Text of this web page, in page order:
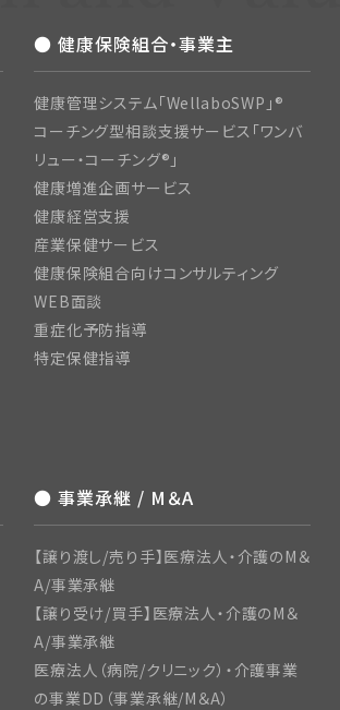
● 健康保険組合・事業主
健康管理システム「WellaboSWP」®
コーチング型相談支援サービス「ワンバ
リュー・コーチング®」
健康増進企画サービス
健康経営支援
産業保健サービス
健康保険組合向けコンサルティング
WEB面談
重症化予防指導
特定保健指導
● 事業承継 / M＆A
【譲り渡し/売り手】医療法人・介護のM＆
A/事業承継
【譲り受け/買手】医療法人・介護のM＆
A/事業承継
医療法人（病院/クリニック）・介護事業
の事業DD（事業承継/M＆A）